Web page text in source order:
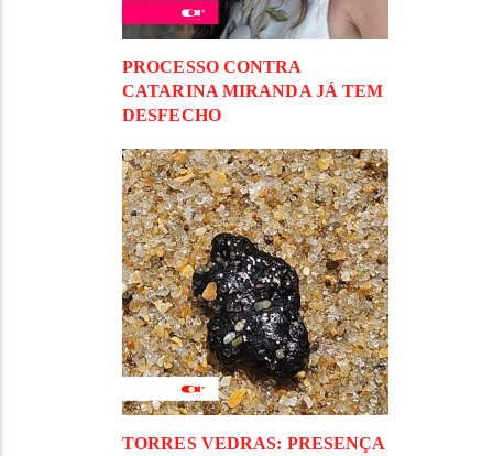
PROCESSO CONTRA
CATARINA MIRANDA JÁ TEM
DESFECHO
TORRES VEDRAS: PRESENÇA